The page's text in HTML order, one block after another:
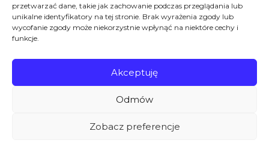
przetwarzać dane, takie jak zachowanie podczas przeglądania lub
unikalne identyfikatory na tej stronie. Brak wyrażenia zgody lub
wycofanie zgody może niekorzystnie wpłynąć na niektóre cechy i
funkcje.
Akceptuję
Odmów
Zobacz preferencje